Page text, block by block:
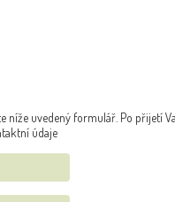
níže uvedený formulář. Po přijetí
údaje